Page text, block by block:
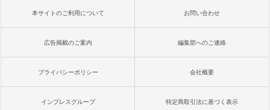
本サイトのご利用について お問い合わせ
広告掲載のご案内 編集部へのご連絡
プライバシーポリシー 会社概要
インプレスグループ 特定商取引法に基づく表示